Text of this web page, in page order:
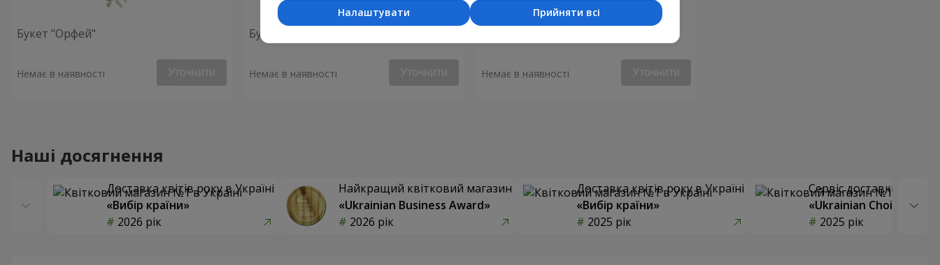
Букет "Орфей"
Немає в наявності Уточнити
Букет "Фаренгейт"
Немає в наявності Уточнити Немає в наявності Уточнити
Наші досягнення
Доставка квітів року в Україні
«Вибір країни»
2026 рік
Найкращий квітковий магазин
«Ukrainian Business Award»
2026 рік
Доставка квітів року в Україні
«Вибір країни»
2025 рік
Сервіс доставки квітів
«Ukrainian Choice»
2025 рік
Прийняти всі
Налаштувати